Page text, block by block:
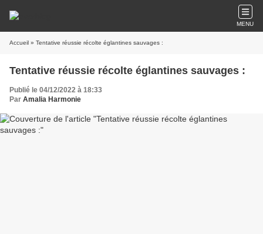
MENU
Accueil » Tentative réussie récolte églantines sauvages :
Tentative réussie récolte églantines sauvages :
Publié le 04/12/2022 à 18:33
Par Amalia Harmonie